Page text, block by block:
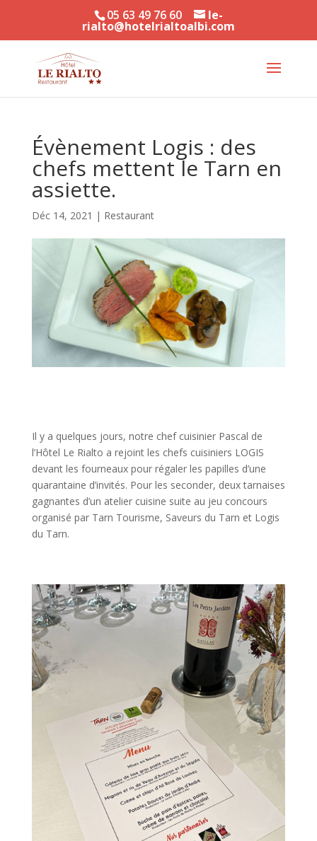
05 63 49 76 60 le-
rialto@hotelrialtoalbi.com
Évènement Logis : des
chefs mettent le Tarn en
assiette.
Déc 14, 2021 | Restaurant
Il y a quelques jours, notre chef cuisinier Pascal de
l’Hôtel Le Rialto a rejoint les chefs cuisiniers LOGIS
devant les fourneaux pour régaler les papilles d’une
quarantaine d’invités. Pour les seconder, deux tarnaises
gagnantes d’un atelier cuisine suite au jeu concours
organisé par Tarn Tourisme, Saveurs du Tarn et Logis
du Tarn.